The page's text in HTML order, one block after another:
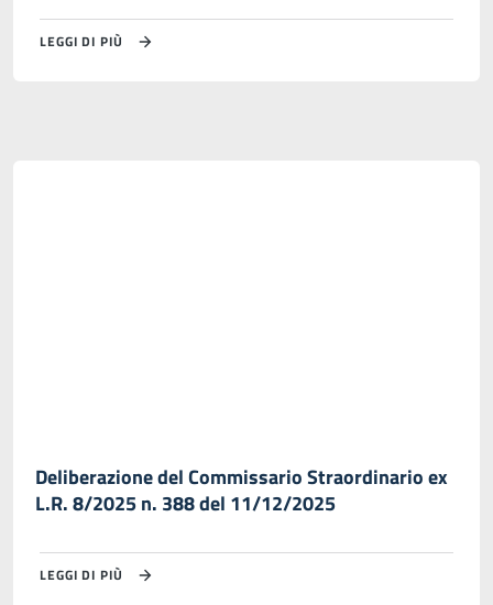
LEGGI DI PIÙ
Deliberazione del Commissario Straordinario ex
L.R. 8/2025 n. 388 del 11/12/2025
LEGGI DI PIÙ